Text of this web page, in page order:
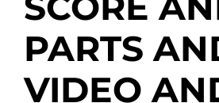
PARTS
VIDEO